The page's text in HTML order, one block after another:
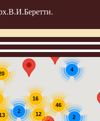
16
46
2
12
4
2